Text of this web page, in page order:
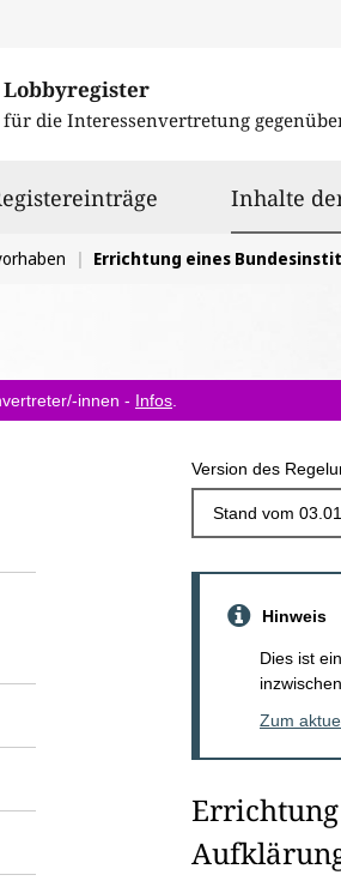
Lobbyregister
für die Interessenvertretung
Inhalte
Errichtung eines Bundesinstituts für Prävention und Aufklärung
innen - Infos
Version des
Hinweis
Dies ist
Zum